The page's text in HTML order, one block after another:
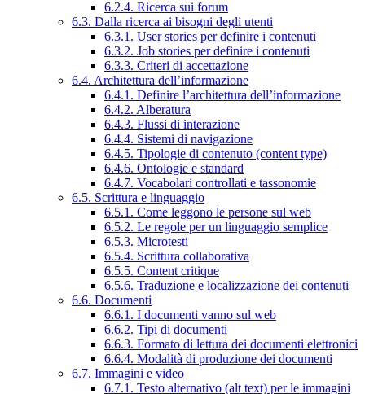
6.2.4. Ricerca sui forum
6.3. Dalla ricerca ai bisogni degli utenti
6.3.1. User stories per definire i contenuti
6.3.2. Job stories per definire i contenuti
6.3.3. Criteri di accettazione
6.4. Architettura dell’informazione
6.4.1. Definire l’architettura dell’informazione
6.4.2. Alberatura
6.4.3. Flussi di interazione
6.4.4. Sistemi di navigazione
6.4.5. Tipologie di contenuto (content type)
6.4.6. Ontologie e standard
6.4.7. Vocabolari controllati e tassonomie
6.5. Scrittura e linguaggio
6.5.1. Come leggono le persone sul web
6.5.2. Le regole per un linguaggio semplice
6.5.3. Microtesti
6.5.4. Scrittura collaborativa
6.5.5. Content critique
6.5.6. Traduzione e localizzazione dei contenuti
6.6. Documenti
6.6.1. I documenti vanno sul web
6.6.2. Tipi di documenti
6.6.3. Formato di lettura dei documenti elettronici
6.6.4. Modalità di produzione dei documenti
6.7. Immagini e video
6.7.1. Testo alternativo (alt text) per le immagini